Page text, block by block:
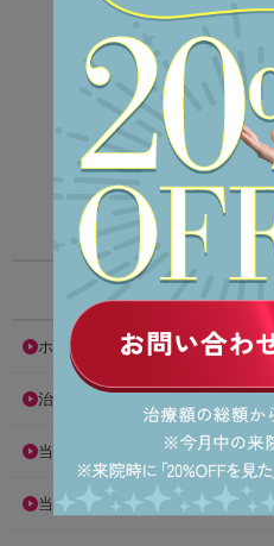
矯正治療に対す
後悔の
を目指
医師による詳細な
難症例にも
患者様に寄り添った治
医院
ホーム
治療方法
当院の理念
当院が選ばれる10の理由